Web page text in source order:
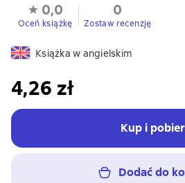
0,0
Oceń książkę
0
Zostaw recenzję
Książka w angielskim
4,26 zł
Kup i
Dodać do